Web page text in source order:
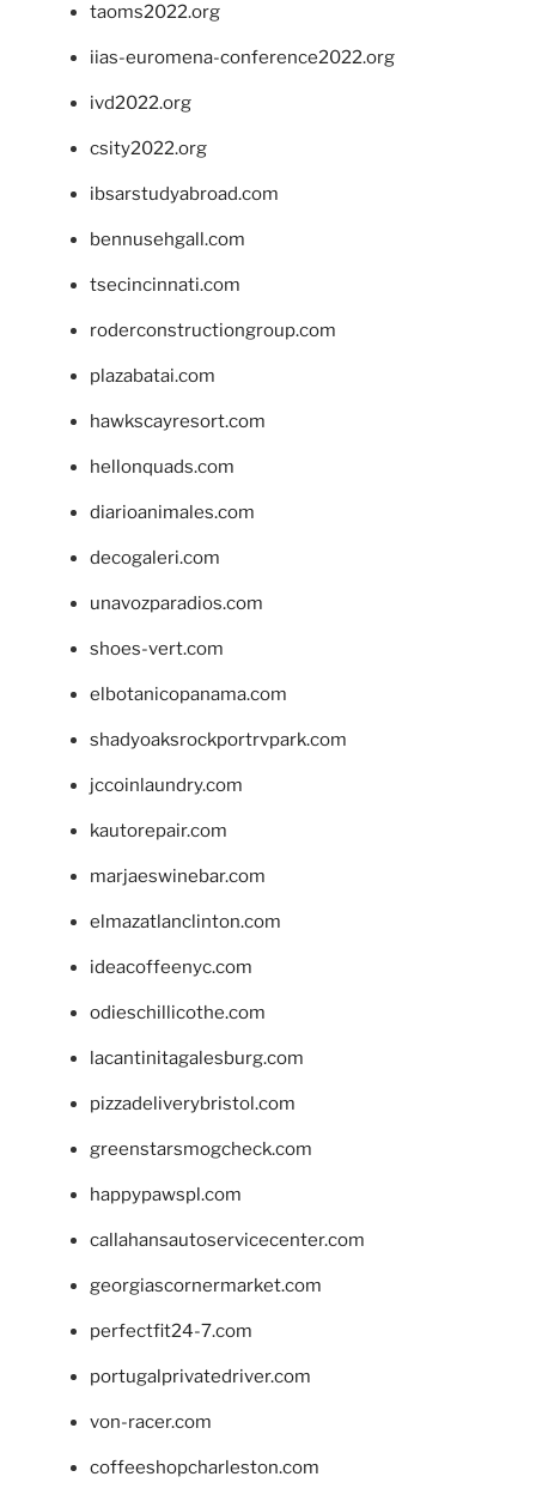
taoms2022.org
iias-euromena-conference2022.org
ivd2022.org
csity2022.org
ibsarstudyabroad.com
bennusehgall.com
tsecincinnati.com
roderconstructiongroup.com
plazabatai.com
hawkscayresort.com
hellonquads.com
diarioanimales.com
decogaleri.com
unavozparadios.com
shoes-vert.com
elbotanicopanama.com
shadyoaksrockportrvpark.com
jccoinlaundry.com
kautorepair.com
marjaeswinebar.com
elmazatlanclinton.com
ideacoffeenyc.com
odieschillicothe.com
lacantinitagalesburg.com
pizzadeliverybristol.com
greenstarsmogcheck.com
happypawspl.com
callahansautoservicecenter.com
georgiascornermarket.com
perfectfit24-7.com
portugalprivatedriver.com
von-racer.com
coffeeshopcharleston.com